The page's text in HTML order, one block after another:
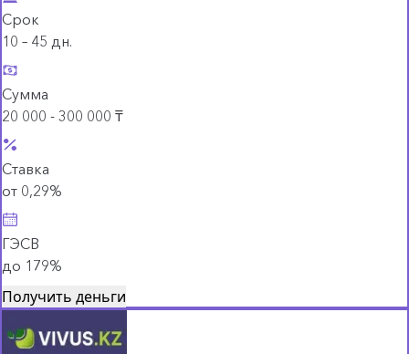
Срок
10 – 45 дн.
Сумма
20 000 - 300 000 ₸
Ставка
от 0,29%
ГЭСВ
до 179%
Получить деньги